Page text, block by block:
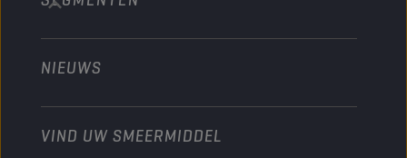
Bouw en mijnbouw
Moto’s & ATV
Technology
Ontdek onze motorsportpartners
Personenwagens
Motorfiets
Heavy-Duty
NIEUWS
VIND UW SMEERMIDDEL